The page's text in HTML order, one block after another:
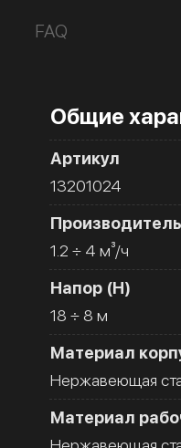
FAQ
Общие
Артикул
13201024
1.2 ÷ 4 м³/ч
Напор (H)
18 ÷ 8 м
Материал
Нержавеющая
Материал